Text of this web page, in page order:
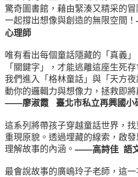
驚奇圖書館，藉由緊湊又精采的
一起撐出想像與創造的無限空間！
心理師
唯有看出每個童話隱藏的「真義
「關鍵字」，才能逃離這座生死
我們進入「格林童話」與「天方
動你的邏輯力與想像力，拯救即將
——廖淑霞 臺北市私立再興國小
這系列將帶孩子穿越童話世界，
重現原貌。透過埋藏的線索，啟
理解故事的內涵。 ——高詩佳 語
最會說故事的廣嶋玲子老師，這一